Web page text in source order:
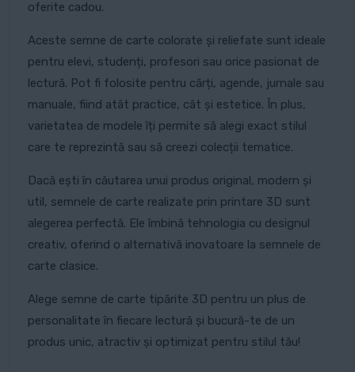
oferite cadou.
Aceste semne de carte colorate și reliefate sunt ideale
pentru elevi, studenți, profesori sau orice pasionat de
lectură. Pot fi folosite pentru cărți, agende, jurnale sau
manuale, fiind atât practice, cât și estetice. În plus,
varietatea de modele îți permite să alegi exact stilul
care te reprezintă sau să creezi colecții tematice.
Dacă ești în căutarea unui produs original, modern și
util, semnele de carte realizate prin printare 3D sunt
alegerea perfectă. Ele îmbină tehnologia cu designul
creativ, oferind o alternativă inovatoare la semnele de
carte clasice.
Alege semne de carte tipărite 3D pentru un plus de
personalitate în fiecare lectură și bucură-te de un
produs unic, atractiv și optimizat pentru stilul tău!